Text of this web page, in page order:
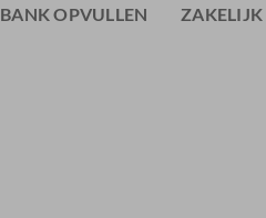
BANK OPVULLEN ZAKELIJK